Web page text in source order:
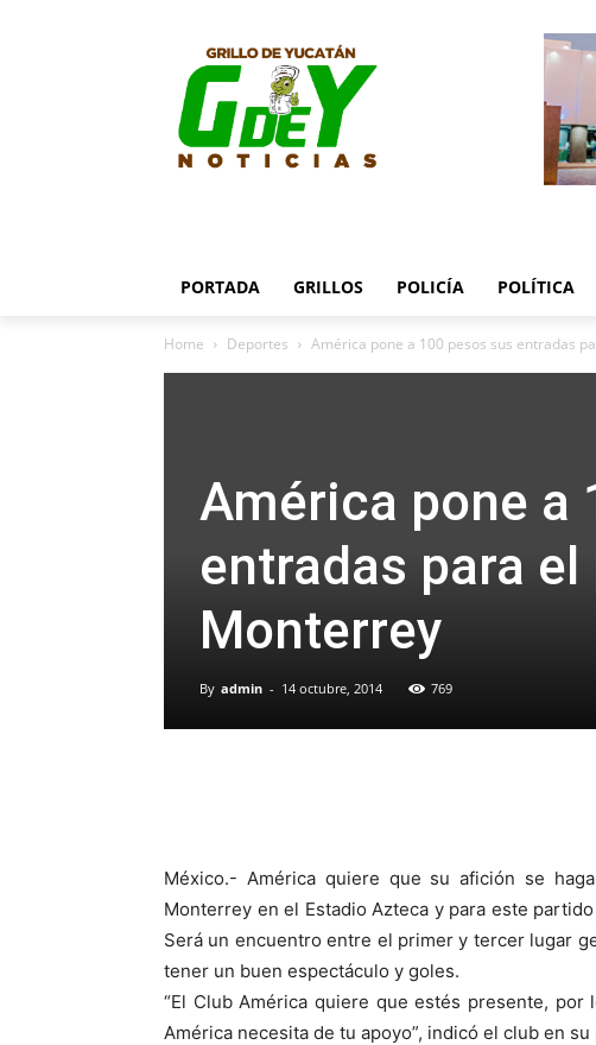
PORTADA GRILLOS POLICÍA POLÍTICA
Home Deportes América pone a 100 pesos sus entradas
América pone a
entradas para
Monterrey
By admin - 14 octubre, 2014 769
México.- América quiere que su afición se
Monterrey en el Estadio Azteca y para este
Será un encuentro entre el primer y tercer lugar
tener un buen espectáculo y goles.
“El Club América quiere que estés presente,
América necesita de tu apoyo”, indicó el club en su